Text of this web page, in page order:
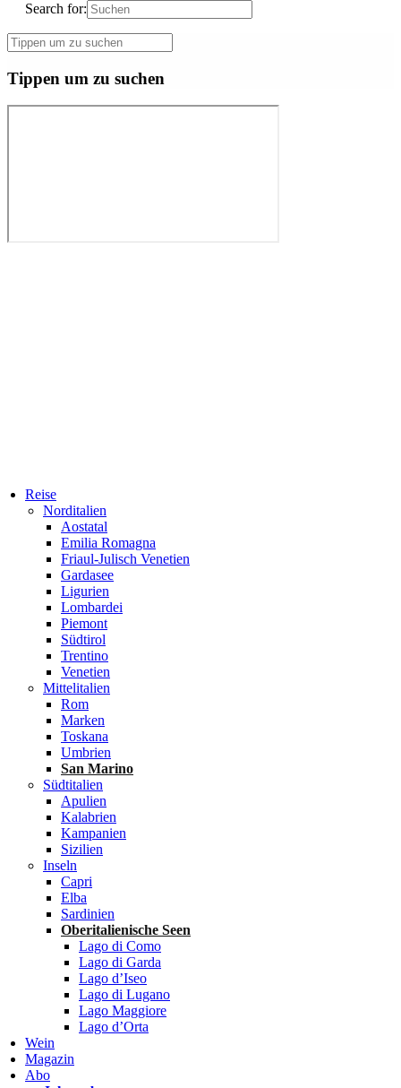
Search for:
Tippen um zu suchen
Reise
Norditalien
Aostatal
Emilia Romagna
Friaul-Julisch Venetien
Gardasee
Ligurien
Lombardei
Piemont
Südtirol
Trentino
Venetien
Mittelitalien
Rom
Marken
Toskana
Umbrien
San Marino
Südtitalien
Apulien
Kalabrien
Kampanien
Sizilien
Inseln
Capri
Elba
Sardinien
Oberitalienische Seen
Lago di Como
Lago di Garda
Lago d’Iseo
Lago di Lugano
Lago Maggiore
Lago d’Orta
Wein
Magazin
Abo